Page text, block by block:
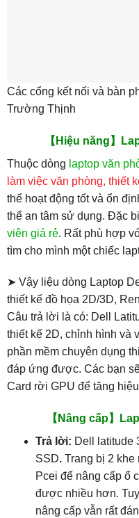
Các cổng kết nối và bàn
Trường Thịnh
【Hiệu năng】
Thuộc dòng laptop văn
làm việc văn phòng, thiết
thể hoạt động tốt và ổn
thể an tâm sử dụng. Đặc
viên giá rẻ. Rất phù hợp
tìm cho mình một chiếc
➤ Vậy liệu dòng Laptop
thiết kế đồ họa 2D/3D,
Câu trả lời là có: Dell
thiết kế 2D, chỉnh hình và
phần mềm chuyên dụng
đáp ứng được. Các bạn
Card rời GPU để tăng
【Nâng cấp】
Trả lời: Dell latitude
SSD. Trang bị 2 khe
Pcei để nâng cấp ổ
được nhiều hơn.
nâng cấp vẫn rất